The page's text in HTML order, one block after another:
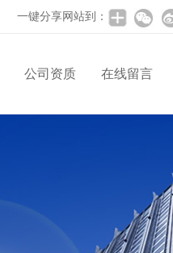
一键分享网站到：
公司资质 在线留言